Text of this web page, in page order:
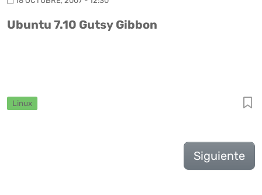
Ubuntu 7.10 Gutsy Gibbon
Linux
Siguiente